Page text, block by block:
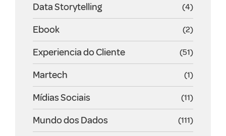
Data Storytelling (4)
Ebook (2)
Experiencia do Cliente (51)
Martech (1)
Mídias Sociais (11)
Mundo dos Dados (111)